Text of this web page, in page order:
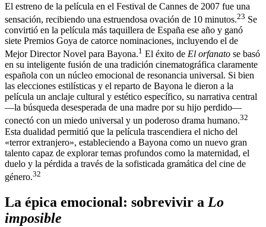
El estreno de la película en el Festival de Cannes de 2007 fue una
sensación, recibiendo una estruendosa ovación de 10 minutos.23 Se
convirtió en la película más taquillera de España ese año y ganó
siete Premios Goya de catorce nominaciones, incluyendo el de
Mejor Director Novel para Bayona.1 El éxito de El orfanato se basó
en su inteligente fusión de una tradición cinematográfica claramente
española con un núcleo emocional de resonancia universal. Si bien
las elecciones estilísticas y el reparto de Bayona le dieron a la
película un anclaje cultural y estético específico, su narrativa central
—la búsqueda desesperada de una madre por su hijo perdido—
conectó con un miedo universal y un poderoso drama humano.32
Esta dualidad permitió que la película trascendiera el nicho del
«terror extranjero», estableciendo a Bayona como un nuevo gran
talento capaz de explorar temas profundos como la maternidad, el
duelo y la pérdida a través de la sofisticada gramática del cine de
género.32
La épica emocional: sobrevivir a Lo
imposible